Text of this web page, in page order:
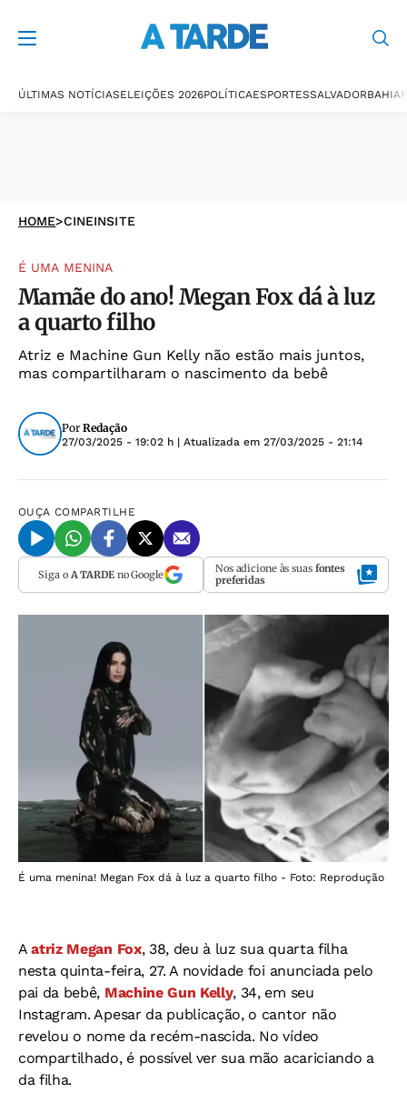
ÚLTIMAS NOTÍCIASELEIÇÕES 2026POLÍTICAESPORTESSALVADORBAHIA
HOME>CINEINSITE
É UMA MENINA
Mamãe do ano! Megan Fox dá à luz
a quarto filho
Atriz e Machine Gun Kelly não estão mais juntos,
mas compartilharam o nascimento da bebê
Por Redação
27/03/2025 - 19:02 h | Atualizada em 27/03/2025 - 21:14
OUÇA COMPARTILHE
Siga o A TARDEno Google Nos adicione às suas fontes
preferidas
É uma menina! Megan Fox dá à luz a quarto filho - Foto: Reprodução
Aatriz Megan Fox, 38, deu à luz sua quarta filha
nesta quinta-feira, 27. A novidade foi anunciada pelo
pai da bebê, Machine Gun Kelly, 34, em seu
Instagram. Apesar da publicação, o cantor não
revelou o nome da recém-nascida. No vídeo
compartilhado, é possível ver sua mão acariciando a
da filha.